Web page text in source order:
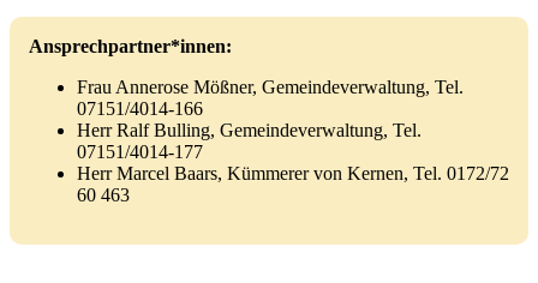
Ansprechpartner*innen:
Frau Annerose Mößner, Gemeindeverwaltung, Tel.
07151/4014-166
Herr Ralf Bulling, Gemeindeverwaltung, Tel.
07151/4014-177
Herr Marcel Baars, Kümmerer von Kernen, Tel. 0172/72
60 463